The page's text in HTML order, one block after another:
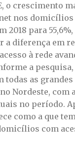
o crescimento
nos
2018 para 55,6%,
a diferença em
à rede
a
todas as grandes
Nordeste, com
no período.
como a que
com